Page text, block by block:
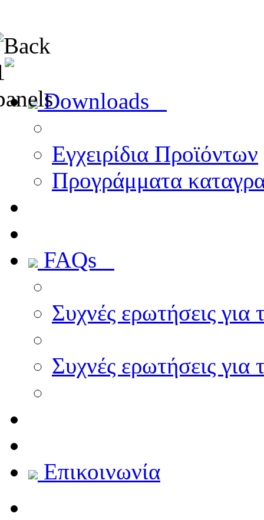
Downloads
Εγχειρίδια Προϊόντων
Προγράμματα
FAQs
Συχνές ερωτήσεις για
Συχνές ερωτήσεις για
Επικοινωνία